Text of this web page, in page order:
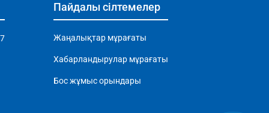
Пайдалы сілтемелер
Жаңалықтар мұрағаты
Хабарландырулар мұрағаты
Бос жұмыс орындары